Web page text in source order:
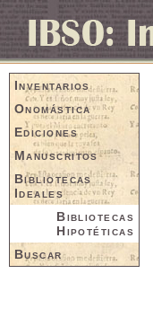
Inventarios
Onomástica
Ediciones
Manuscritos
Bibliotecas
Ideales
Bibliotecas
Hipotéticas
Buscar